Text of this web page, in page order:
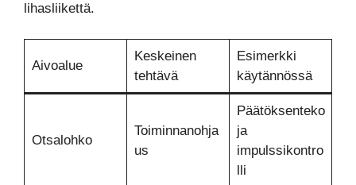
lihasliikettä.
Aivoalue
Keskeinen
tehtävä
Esimerkki
käytännössä
Otsalohko
Toiminnanohja
us
Päätöksenteko
ja
impulssikontro
lli